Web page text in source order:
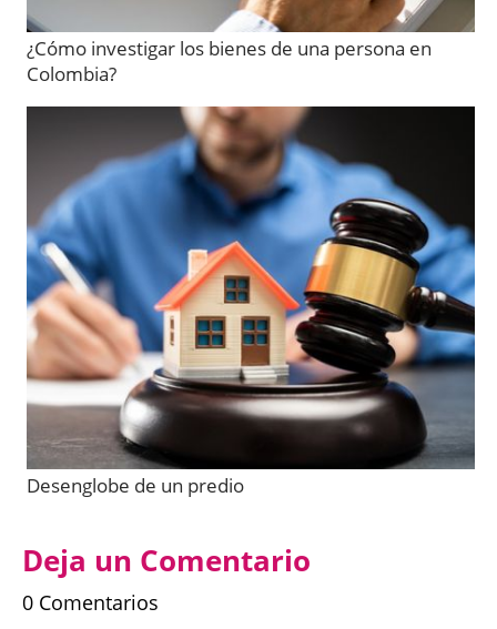
¿Cómo investigar los bienes de una persona en
Colombia?
Desenglobe de un predio
Deja un Comentario
0 Comentarios